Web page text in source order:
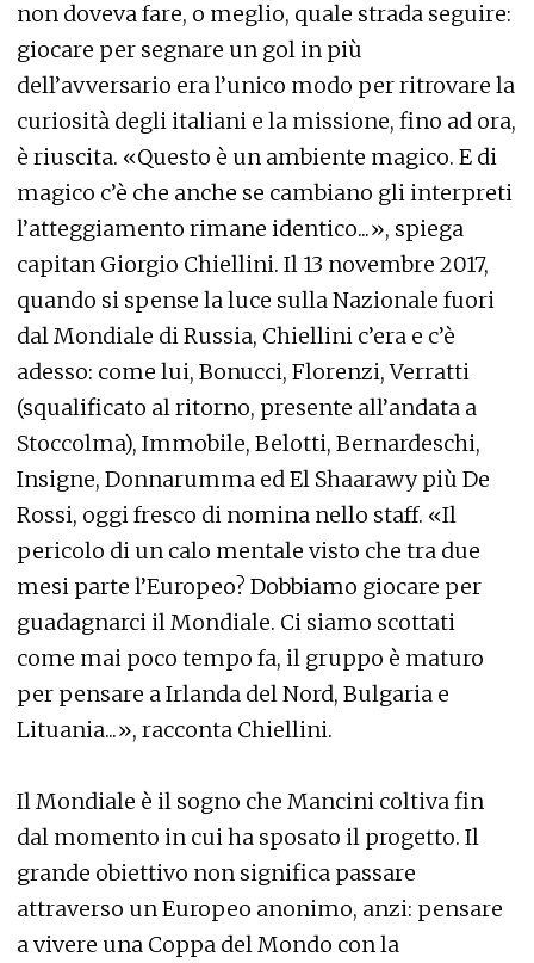
non doveva fare, o meglio, quale strada seguire:
giocare per segnare un gol in più
dell’avversario era l’unico modo per ritrovare la
curiosità degli italiani e la missione, fino ad ora,
è riuscita. «Questo è un ambiente magico. E di
magico c’è che anche se cambiano gli interpreti
l’atteggiamento rimane identico...», spiega
capitan Giorgio Chiellini. Il 13 novembre 2017,
quando si spense la luce sulla Nazionale fuori
dal Mondiale di Russia, Chiellini c’era e c’è
adesso: come lui, Bonucci, Florenzi, Verratti
(squalificato al ritorno, presente all’andata a
Stoccolma), Immobile, Belotti, Bernardeschi,
Insigne, Donnarumma ed El Shaarawy più De
Rossi, oggi fresco di nomina nello staff. «Il
pericolo di un calo mentale visto che tra due
mesi parte l’Europeo? Dobbiamo giocare per
guadagnarci il Mondiale. Ci siamo scottati
come mai poco tempo fa, il gruppo è maturo
per pensare a Irlanda del Nord, Bulgaria e
Lituania...», racconta Chiellini.
Il Mondiale è il sogno che Mancini coltiva fin
dal momento in cui ha sposato il progetto. Il
grande obiettivo non significa passare
attraverso un Europeo anonimo, anzi: pensare
a vivere una Coppa del Mondo con la